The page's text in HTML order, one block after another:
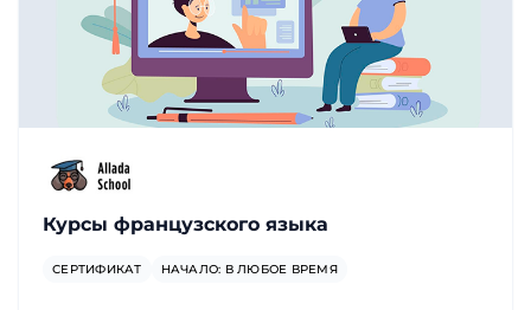
Курсы французского языка
СЕРТИФИКАТ НАЧАЛО: В ЛЮБОЕ ВРЕМЯ